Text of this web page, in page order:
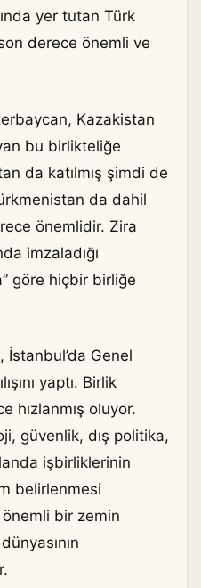
yer tutan Türk
derece önemli ve
Kazakistan
bu birlikteliğe
da katılmış şimdi de
da dahil
önemlidir. Zira
imzaladığı
göre hiçbir birliğe
İstanbul’da Genel
yaptı. Birlik
hızlanmış oluyor.
güvenlik, dış politika,
işbirliklerinin
belirlenmesi
bir zemin